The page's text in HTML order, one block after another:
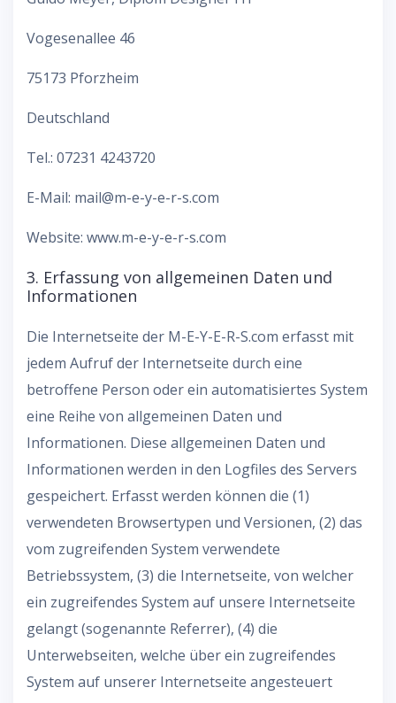
Vogesenallee 46
75173 Pforzheim
Deutschland
Tel.: 07231 4243720
E-Mail: mail@m-e-y-e-r-s.com
Website: www.m-e-y-e-r-s.com
3. Erfassung von allgemeinen Daten und
Informationen
Die Internetseite der M-E-Y-E-R-S.com erfasst mit
jedem Aufruf der Internetseite durch eine
betroffene Person oder ein automatisiertes System
eine Reihe von allgemeinen Daten und
Informationen. Diese allgemeinen Daten und
Informationen werden in den Logfiles des Servers
gespeichert. Erfasst werden können die (1)
verwendeten Browsertypen und Versionen, (2) das
vom zugreifenden System verwendete
Betriebssystem, (3) die Internetseite, von welcher
ein zugreifendes System auf unsere Internetseite
gelangt (sogenannte Referrer), (4) die
Unterwebseiten, welche über ein zugreifendes
System auf unserer Internetseite angesteuert